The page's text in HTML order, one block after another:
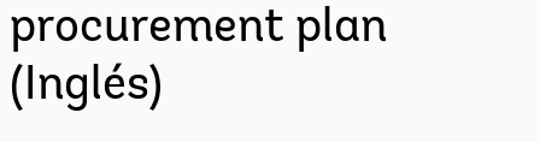
procurement plan
(Inglés)